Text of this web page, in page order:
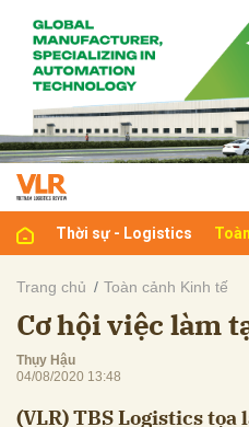
Thời sự - Logistics
Trang chủ Toàn cảnh Kinh tế
Cơ hội việc làm
Thụy Hậu
04/08/2020 13:48
(VLR) TBS Logistics
luận